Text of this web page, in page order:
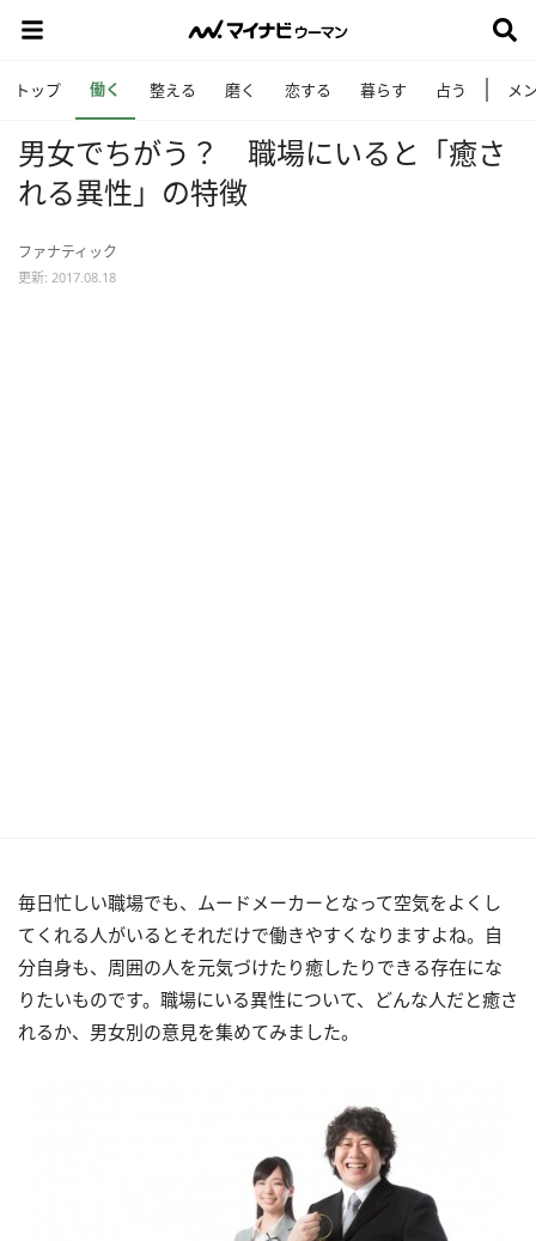
トップ 働く 整える 磨く 恋する 暮らす 占う メ
男女でちがう？ 職場にいると「癒さ
れる異性」の特徴
ファナティック
更新: 2017.08.18
毎日忙しい職場でも、ムードメーカーとなって空気をよくし
てくれる人がいるとそれだけで働きやすくなりますよね。自
分自身も、周囲の人を元気づけたり癒したりできる存在にな
りたいものです。職場にいる異性について、どんな人だと癒さ
れるか、男女別の意見を集めてみました。